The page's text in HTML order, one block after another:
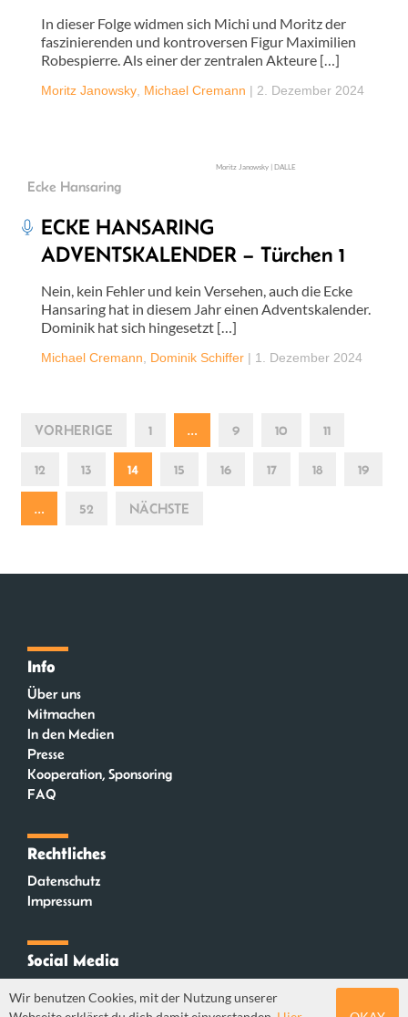
In dieser Folge widmen sich Michi und Moritz der
faszinierenden und kontroversen Figur Maximilien
Robespierre. Als einer der zentralen Akteure […]
Moritz Janowsky Michael Cremann | 2. Dezember 2024
Moritz Janowsky | DALLE
Ecke Hansaring
ECKE HANSARING
ADVENTSKALENDER – Türchen 1
Nein, kein Fehler und kein Versehen, auch die Ecke
Hansaring hat in diesem Jahr einen Adventskalender.
Dominik hat sich hingesetzt […]
Michael Cremann Dominik Schiffer | 1. Dezember 2024
VORHERIGE 1 … 9 10 11
12 13 14 15 16 17 18 19
… 52 NÄCHSTE
Info
Über uns
Mitmachen
In den Medien
Presse
Kooperation, Sponsoring
FAQ
Rechtliches
Datenschutz
Impressum
Social Media
Mastodon
Wir benutzen Cookies, mit der Nutzung unserer